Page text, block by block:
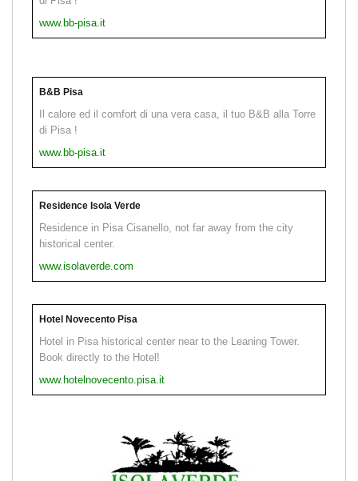
www.bb-pisa.it
B&B Pisa
Il calore ed il comfort di una vera casa, il tuo B&B alla Torre
di Pisa !
www.bb-pisa.it
Residence Isola Verde
Residence in Pisa Cisanello, not far away from the city
historical center.
www.isolaverde.com
Hotel Novecento Pisa
Hotel in Pisa historical center near to the Leaning Tower.
Book directly to the Hotel!
www.hotelnovecento.pisa.it